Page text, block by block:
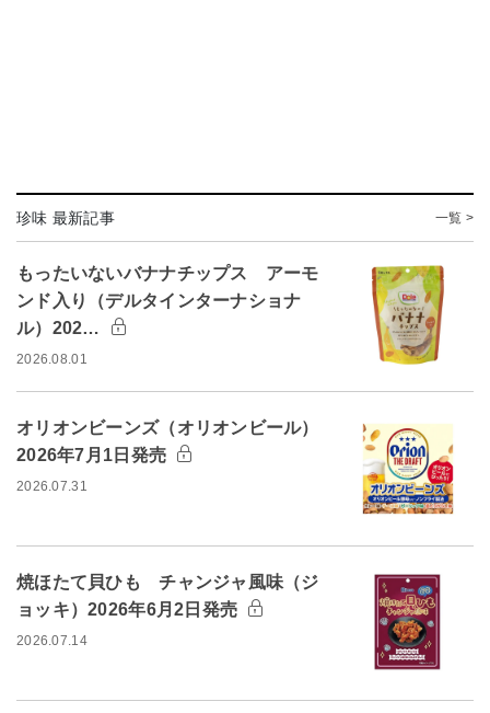
珍味 最新記事 一覧 >
もったいないバナナチップス アーモ
ンド入り（デルタインターナショナ
ル）202…
2026.08.01
オリオンビーンズ（オリオンビール）
2026年7月1日発売
2026.07.31
焼ほたて貝ひも チャンジャ風味（ジ
ョッキ）2026年6月2日発売
2026.07.14